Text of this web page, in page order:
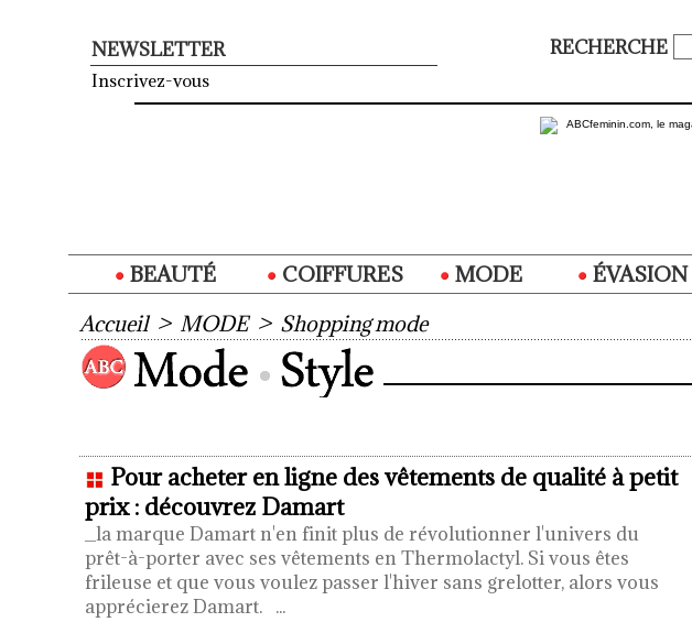
NEWSLETTER
Inscrivez-vous
RECHERCHE
BEAUTÉ COIFFURES MODE ÉVASION
Accueil > MODE > Shopping mode
Pour acheter en ligne des vêtements de qualité à petit
prix : découvrez Damart
_la marque Damart n'en finit plus de révolutionner l'univers du
prêt-à-porter avec ses vêtements en Thermolactyl. Si vous êtes
frileuse et que vous voulez passer l'hiver sans grelotter, alors vous
apprécierez Damart. ...